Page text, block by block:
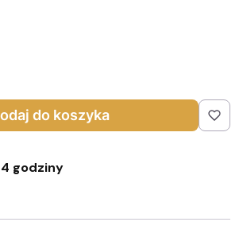
do koszyka
godziny